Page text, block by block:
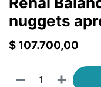
nuggets
$ 107.700,00